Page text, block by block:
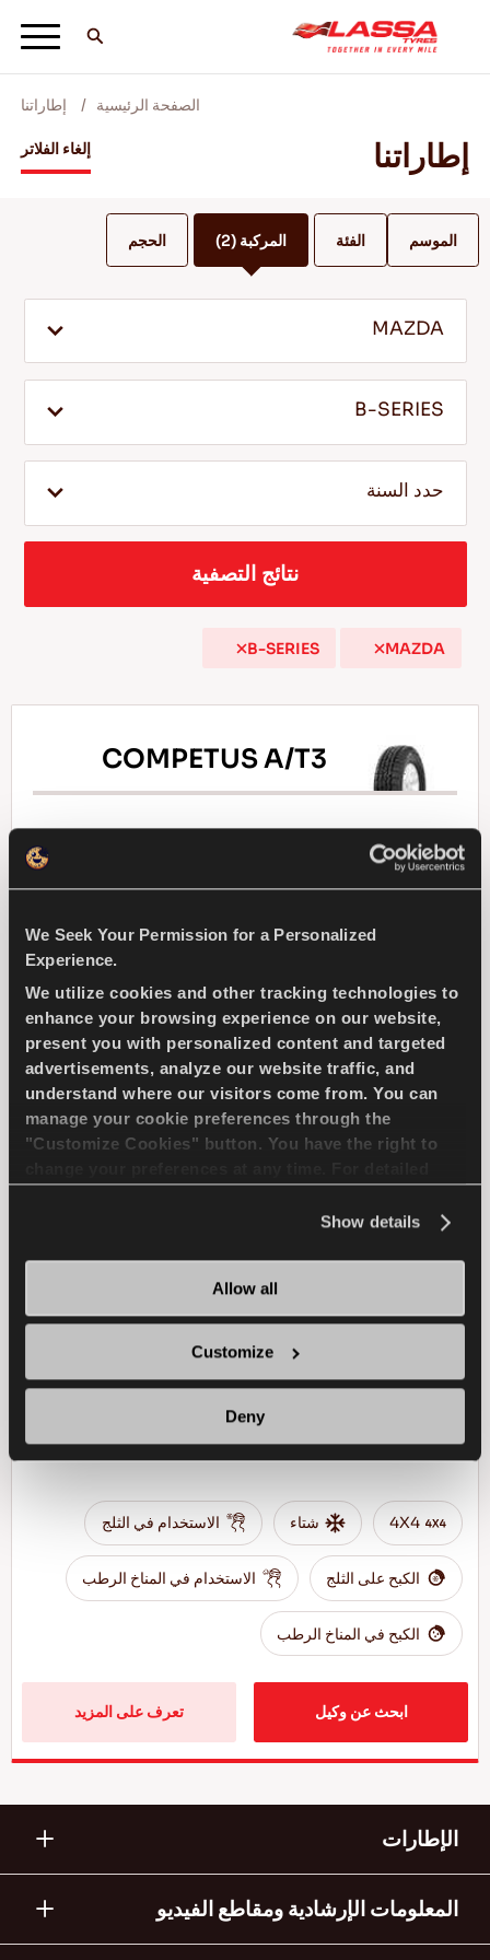
We Seek Your Permission for a Personalized
Experience.
We utilize cookies and other tracking technologies to
enhance your browsing experience on our website,
present you with personalized content and targeted
advertisements, analyze our website traffic, and
understand where our visitors come from. You can
manage your cookie preferences through the
"Customize Cookies" button. You have the right to
Show details
Allow all
Customize
Deny
المدونات ومقاطع الفيديو
الخدمة والمساعدة
نصائح للقيادة في الثلج
اقرأ المزيد
الصفحة الرئيسية إطاراتنا
إطاراتنا إلغاء الفلاتر
الموسم الفئة المركبة (2) الحجم
MAZDA
B-SERIES
حدد السنة
نتائج التصفية
MAZDA
B-SERIES
COMPETUS A/T3
يتحدي كافة الأحوال-الأمان والتماسك لسيارتك الدفع
4X4 صيف عمر طويل
القيادة على جميع التضاريس المتانة
الجر على الوحل الكبح في المناخ الرطب
COMPETUS WINTER 2
+
تحدى الشتاء - قيادة آمنة لسيارات الدفع الرباعي
الرياضية متعددة الاستخدام
4X4 شتاء الاستخدام في الثلج
الكبح على الثلج الاستخدام في المناخ الرطب
الكبح في المناخ الرطب
ابحث عن وكيل تعرف على المزيد
الإطارات
المعلومات الإرشادية ومقاطع الفيديو